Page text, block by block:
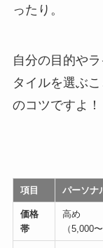
ったり。
自分の目的や
タイルを選ぶ
のコツですよ！
項目 パーソナ
価格
帯
高め
（5,000